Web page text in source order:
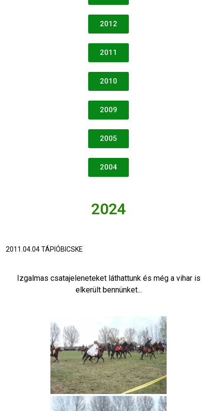
2012
2011
2010
2009
2005
2004
2024
2011.04.04 TÁPIÓBICSKE
Izgalmas csatajeleneteket láthattunk és még a vihar is
elkerült bennünket...